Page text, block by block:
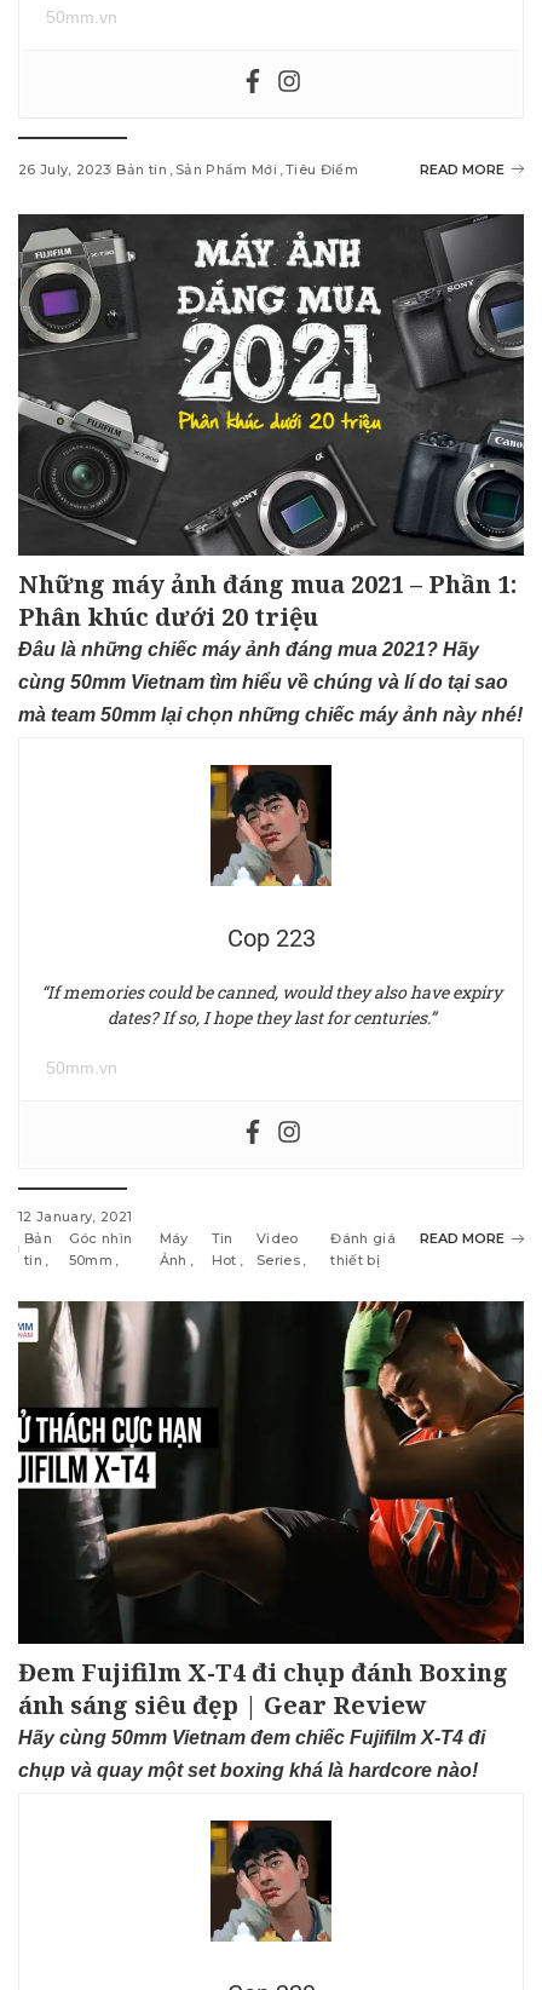
50mm.vn
26 July, 2023 Bản tin Sản Phẩm Mới Tiêu Điểm READ MORE
Những máy ảnh đáng mua 2021 – Phần 1:
Phân khúc dưới 20 triệu
Đâu là những chiếc máy ảnh đáng mua 2021? Hãy
cùng 50mm Vietnam tìm hiểu về chúng và lí do tại sao
mà team 50mm lại chọn những chiếc máy ảnh này nhé!
Cop 223
“If memories could be canned, would they also have expiry
dates? If so, I hope they last for centuries.”
50mm.vn
12 January, 2021
Bản
tin
Góc nhìn
50mm
Máy
Ảnh
Tin
Hot
Video
Series
Đánh giá
thiết bị
READ MORE
Đem Fujifilm X-T4 đi chụp đánh Boxing
ánh sáng siêu đẹp | Gear Review
Hãy cùng 50mm Vietnam đem chiếc Fujifilm X-T4 đi
chụp và quay một set boxing khá là hardcore nào!